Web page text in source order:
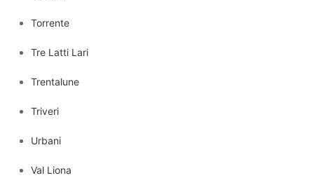
Torrente
Tre Latti Lari
Trentalune
Triveri
Urbani
Val Liona